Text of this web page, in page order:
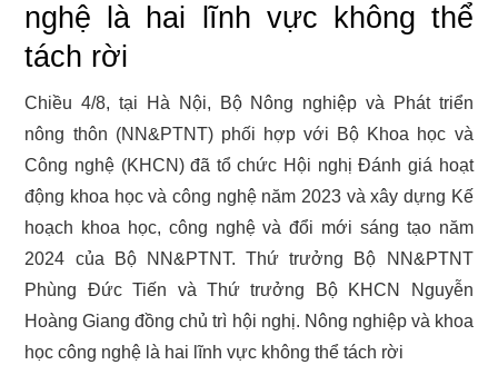
nghệ là hai lĩnh vực không thể
tách rời
Chiều 4/8, tại Hà Nội, Bộ Nông nghiệp và Phát triển
nông thôn (NN&PTNT) phối hợp với Bộ Khoa học và
Công nghệ (KHCN) đã tổ chức Hội nghị Đánh giá hoạt
động khoa học và công nghệ năm 2023 và xây dựng Kế
hoạch khoa học, công nghệ và đổi mới sáng tạo năm
2024 của Bộ NN&PTNT. Thứ trưởng Bộ NN&PTNT
Phùng Đức Tiến và Thứ trưởng Bộ KHCN Nguyễn
Hoàng Giang đồng chủ trì hội nghị. Nông nghiệp và khoa
học công nghệ là hai lĩnh vực không thể tách rời